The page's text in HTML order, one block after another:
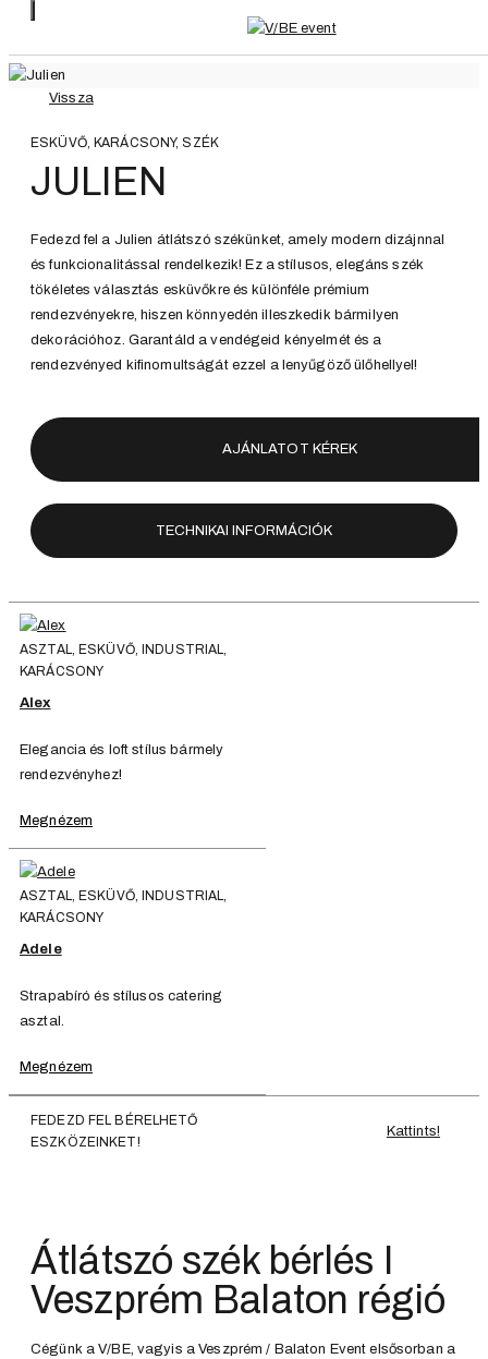
Vissza
ESKÜVŐ, KARÁCSONY, SZÉK
JULIEN
Fedezd fel a Julien átlátszó székünket, amely modern dizájnnal
és funkcionalitással rendelkezik! Ez a stílusos, elegáns szék
tökéletes választás esküvőkre és különféle prémium
rendezvényekre, hiszen könnyedén illeszkedik bármilyen
dekorációhoz. Garantáld a vendégeid kényelmét és a
rendezvényed kifinomultságát ezzel a lenyűgöző ülőhellyel!
AJÁNLATOT KÉREK
TECHNIKAI INFORMÁCIÓK
ASZTAL, ESKÜVŐ, INDUSTRIAL,
KARÁCSONY
Alex
Elegancia és loft stílus bármely
rendezvényhez!
Megnézem
ASZTAL, ESKÜVŐ, INDUSTRIAL,
KARÁCSONY
Adele
Strapabíró és stílusos catering
asztal.
Megnézem
FEDEZD FEL BÉRELHETŐ
ESZKÖZEINKET!
Kattints!
Átlátszó szék bérlés I
Veszprém Balaton régió
Cégünk a V/BE, vagyis a Veszprém / Balaton Event elsősorban a